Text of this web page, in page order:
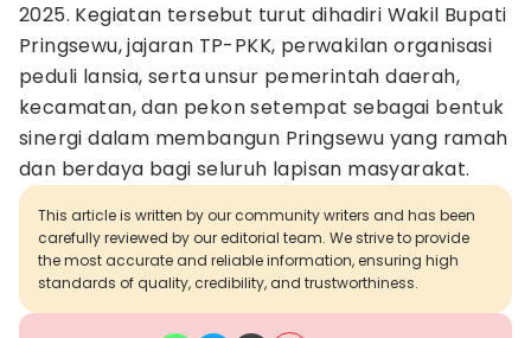
2025. Kegiatan tersebut turut dihadiri Wakil Bupati
Pringsewu, jajaran TP-PKK, perwakilan organisasi
peduli lansia, serta unsur pemerintah daerah,
kecamatan, dan pekon setempat sebagai bentuk
sinergi dalam membangun Pringsewu yang ramah
dan berdaya bagi seluruh lapisan masyarakat.
This article is written by our community writers and has been
carefully reviewed by our editorial team. We strive to provide
the most accurate and reliable information, ensuring high
standards of quality, credibility, and trustworthiness.